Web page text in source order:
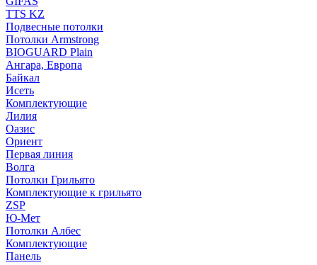
TTS KZ
Подвесные потолки
Потолки Armstrong
BIOGUARD Plain
Ангара, Европа
Байкал
Исеть
Комплектующие
Лилия
Оазис
Ориент
Первая линия
Волга
Потолки Грильято
Комплектующие к грильято
ZSP
Ю-Мет
Потолки Албес
Комплектующие
Панель